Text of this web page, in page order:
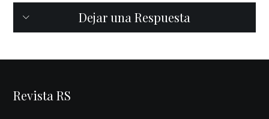
Dejar una Respuesta
Revista RS